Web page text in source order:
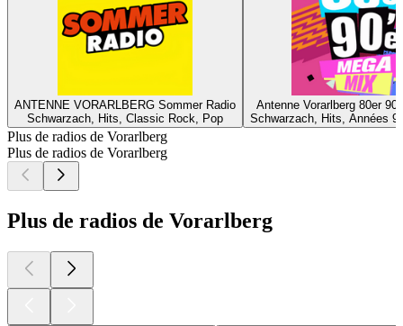
ANTENNE VORARLBERG Sommer Radio
Schwarzach, Hits, Classic Rock, Pop
Antenne Vorarlberg 80er
Schwarzach, Hits, Années
Plus de radios de Vorarlberg
Plus de radios de Vorarlberg
Plus de radios de Vorarlberg